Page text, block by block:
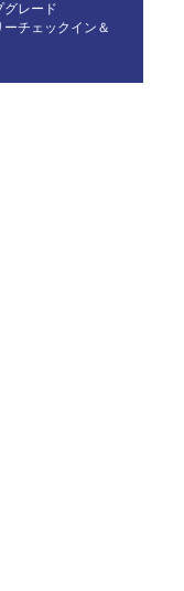
グレード
チェックイン＆